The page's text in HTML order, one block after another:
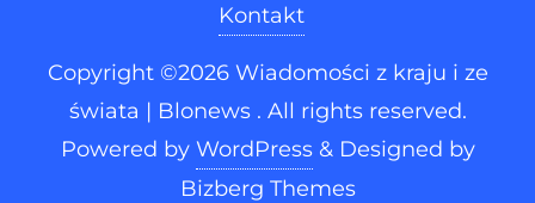
Kontakt
Copyright ©2026 Wiadomości z kraju i ze
świata | Blonews . All rights reserved.
Powered by WordPress & Designed by
Bizberg Themes